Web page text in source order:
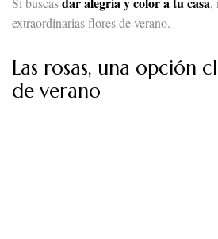
extraordinarias flores de verano.
Las rosas, una opción
de verano